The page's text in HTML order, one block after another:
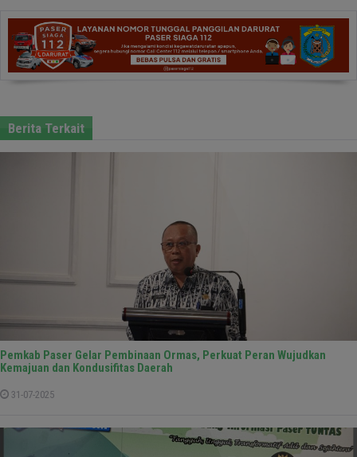
Berita Terkait
Pemkab Paser Gelar Pembinaan Ormas, Perkuat Peran Wujudkan
Kemajuan dan Kondusifitas Daerah
31-07-2025